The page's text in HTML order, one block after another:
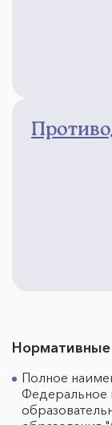
Полное
Федеральное